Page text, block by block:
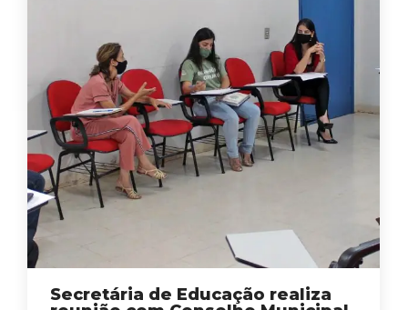
Secretária de Educação realiza